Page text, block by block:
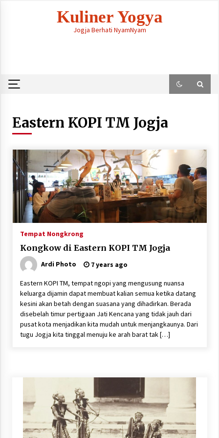
Kuliner Yogya
Jogja Berhati NyamNyam
Eastern KOPI TM Jogja
Tempat Nongkrong
Kongkow di Eastern KOPI TM Jogja
Ardi Photo 7 years ago
Eastern KOPI TM, tempat ngopi yang mengusung nuansa
keluarga dijamin dapat membuat kalian semua ketika datang
kesini akan betah dengan suasana yang dihadirkan. Berada
disebelah timur pertigaan Jati Kencana yang tidak jauh dari
pusat kota menjadikan kita mudah untuk menjangkaunya. Dari
tugu Jogja kita tinggal menuju ke arah barat tak […]